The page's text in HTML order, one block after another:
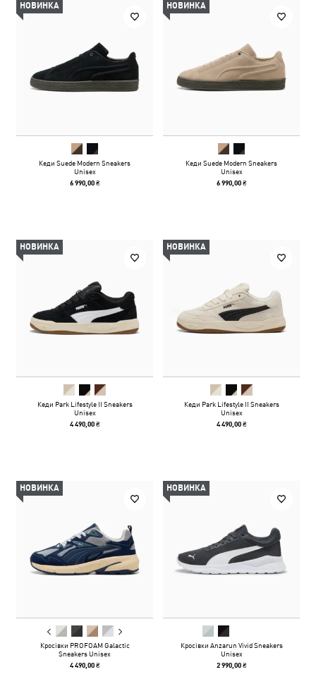
НОВИНКА
Кеди Suede Modern Sneakers
Unisex
6 990,00 ₴
НОВИНКА
Кеди Suede Modern Sneakers
Unisex
6 990,00 ₴
НОВИНКА
Кеди Park Lifestyle II Sneakers
Unisex
4 490,00 ₴
НОВИНКА
Кеди Park Lifestyle II Sneakers
Unisex
4 490,00 ₴
НОВИНКА
Кросівки PROFOAM Galactic
Sneakers Unisex
4 490,00 ₴
НОВИНКА
Кросівки Anzarun Vivid Sneakers
Unisex
2 990,00 ₴